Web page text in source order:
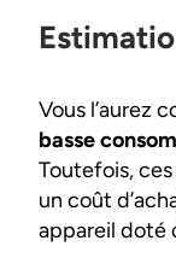
Vous l’aurez
basse
Toutefois,
un coût
appareil doté